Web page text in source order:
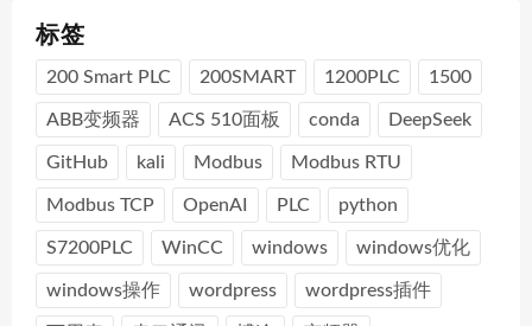
标签
200 Smart PLC 200SMART 1200PLC 1500
ABB变频器 ACS 510面板 conda DeepSeek
GitHub kali Modbus Modbus RTU
Modbus TCP OpenAI PLC python
S7200PLC WinCC windows windows优化
windows操作 wordpress wordpress插件